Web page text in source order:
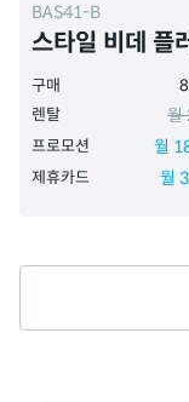
BAS41-B
스타일 비데 플
구매
렌탈
월
프로모션 월
제휴카드 월